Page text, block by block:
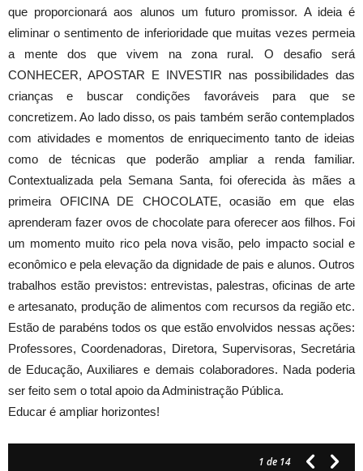
que proporcionará aos alunos um futuro promissor. A ideia é
eliminar o sentimento de inferioridade que muitas vezes permeia
a mente dos que vivem na zona rural. O desafio será
CONHECER, APOSTAR E INVESTIR nas possibilidades das
crianças e buscar condições favoráveis para que se
concretizem. Ao lado disso, os pais também serão contemplados
com atividades e momentos de enriquecimento tanto de ideias
como de técnicas que poderão ampliar a renda familiar.
Contextualizada pela Semana Santa, foi oferecida às mães a
primeira OFICINA DE CHOCOLATE, ocasião em que elas
aprenderam fazer ovos de chocolate para oferecer aos filhos. Foi
um momento muito rico pela nova visão, pelo impacto social e
econômico e pela elevação da dignidade de pais e alunos. Outros
trabalhos estão previstos: entrevistas, palestras, oficinas de arte
e artesanato, produção de alimentos com recursos da região etc.
Estão de parabéns todos os que estão envolvidos nessas ações:
Professores, Coordenadoras, Diretora, Supervisoras, Secretária
de Educação, Auxiliares e demais colaboradores. Nada poderia
ser feito sem o total apoio da Administração Pública.
Educar é ampliar horizontes!
1 de 14